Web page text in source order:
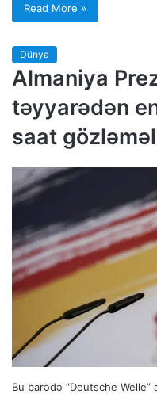
Read More »
Dünya
Almaniya
təyyarədən
saat
Bu barədə “Deutsche Welle”